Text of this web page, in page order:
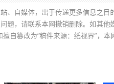
、自媒体，出于传递更多信息之
题，请联系本网撤销删除。如其
自篡改为“稿件来源：纸视界”，本